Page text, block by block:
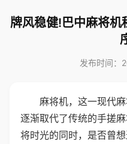
牌风稳健!巴中麻将
发布时间：
麻将机，这一现代
逐渐取代了传统的手搓
将时光的同时，是否曾